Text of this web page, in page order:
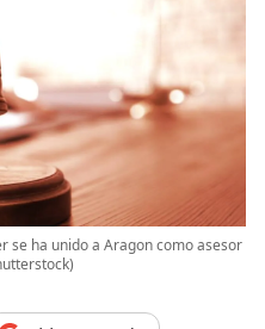
se ha unido a Aragon como asesor